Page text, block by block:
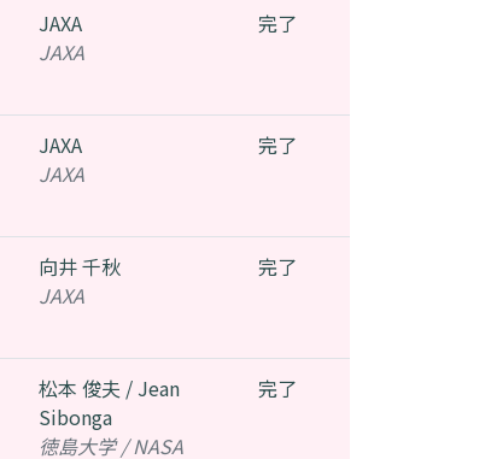
JAXA
JAXA
完了
JAXA
JAXA
完了
向井 千秋
JAXA
完了
松本 俊夫 / Jean
Sibonga
徳島大学 / NASA
完了